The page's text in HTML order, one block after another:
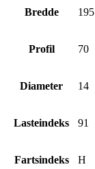
Bredde 195
Profil 70
Diameter 14
Lasteindeks 91
Fartsindeks H